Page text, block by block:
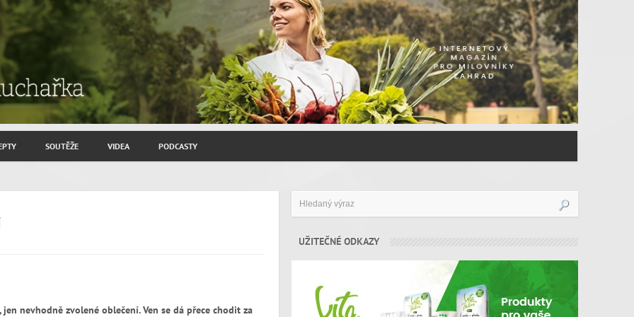
SOUTĚŽE VIDEA PODCASTY
nevhodně zvolené oblečení. Ven se dá přece chodit za
UŽITEČNÉ ODKAZY